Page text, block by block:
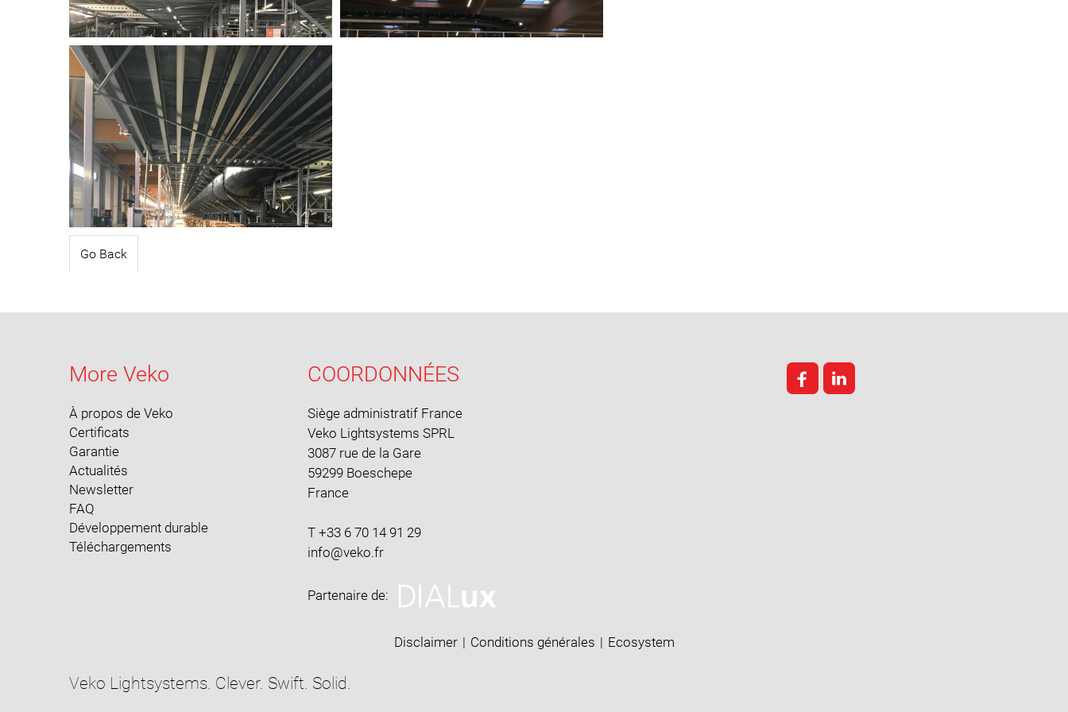
Go Back
More Veko
À propos de Veko
Certificats
Garantie
Actualités
Newsletter
FAQ
Développement durable
Téléchargements
COORDONNÉES
Siège administratif France
Veko Lightsystems SPRL
3087 rue de la Gare
59299 Boeschepe
France
T +33 6 70 14 91 29
Partenaire de:
Disclaimer | Conditions générales | Ecosystem
Veko Lightsystems. Clever. Swift. Solid.